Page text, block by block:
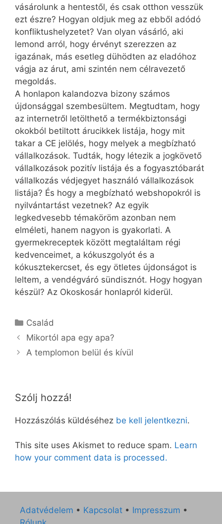
vásárolunk a hentestől, és csak otthon vesszük
ezt észre? Hogyan oldjuk meg az ebből adódó
konfliktushelyzetet? Van olyan vásárló, aki
lemond arról, hogy érvényt szerezzen az
igazának, más esetleg dühödten az eladóhoz
vágja az árut, ami szintén nem célravezető
megoldás.
A honlapon kalandozva bizony számos
újdonsággal szembesültem. Megtudtam, hogy
az internetről letölthető a termékbiztonsági
okokból betiltott árucikkek listája, hogy mit
takar a CE jelölés, hogy melyek a megbízható
vállalkozások. Tudták, hogy létezik a jogkövető
vállalkozások pozitív listája és a fogyasztóbarát
vállalkozás védjegyet használó vállalkozások
listája? És hogy a megbízható webshopokról is
nyilvántartást vezetnek? Az egyik
legkedvesebb témaköröm azonban nem
elméleti, hanem nagyon is gyakorlati. A
gyermekreceptek között megtaláltam régi
kedvenceimet, a kókuszgolyót és a
kókusztekercset, és egy ötletes újdonságot is
leltem, a vendégváró sündisznót. Hogy hogyan
készül? Az Okoskosár honlapról kiderül.
Kategória
Család
Mikortól apa egy apa?
A templomon belül és kívül
Szólj hozzá!
Hozzászólás küldéséhez be kell jelentkezni.
This site uses Akismet to reduce spam. Learn
how your comment data is processed.
Adatvédelem • Kapcsolat • Impresszum •